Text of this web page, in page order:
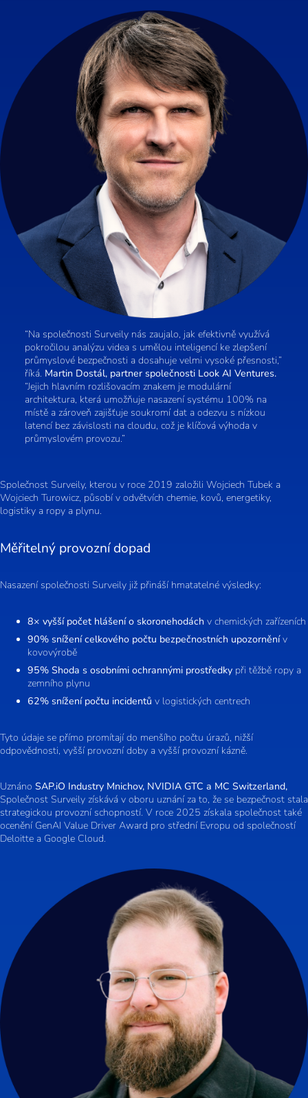
“Na společnosti Surveily nás zaujalo, jak efektivně využívá
pokročilou analýzu videa s umělou inteligencí ke zlepšení
průmyslové bezpečnosti a dosahuje velmi vysoké přesnosti,”
říká. Martin Dostál, partner společnosti Look AI Ventures.
“Jejich hlavním rozlišovacím znakem je modulární
architektura, která umožňuje nasazení systému 100% na
místě a zároveň zajišťuje soukromí dat a odezvu s nízkou
latencí bez závislosti na cloudu, což je klíčová výhoda v
průmyslovém provozu.”
Společnost Surveily, kterou v roce 2019 založili Wojciech Tubek a
Wojciech Turowicz, působí v odvětvích chemie, kovů, energetiky,
logistiky a ropy a plynu.
Měřitelný provozní dopad
Nasazení společnosti Surveily již přináší hmatatelné výsledky:
8× vyšší počet hlášení o skoronehodách v chemických zařízeních
90% snížení celkového počtu bezpečnostních upozorněnív
kovovýrobě
95% Shoda s osobními ochrannými prostředky při těžbě ropy a
zemního plynu
62% snížení počtu incidentů v logistických centrech
Tyto údaje se přímo promítají do menšího počtu úrazů, nižší
odpovědnosti, vyšší provozní doby a vyšší provozní kázně.
Uznáno SAP.iO Industry Mnichov, NVIDIA GTC a MC Switzerland,
Společnost Surveily získává v oboru uznání za to, že se bezpečnost stala
strategickou provozní schopností. V roce 2025 získala společnost také
ocenění GenAI Value Driver Award pro střední Evropu od společností
Deloitte a Google Cloud.